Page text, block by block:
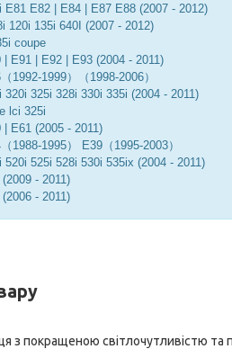
E81 E82 | E84 | E87 E88 (2007 - 2012)
120i 135i 640I (2007 - 2012)
coupe
| E91 | E92 | E93 (2004 - 2011)
1992-1999）（1998-2006）
320i 325i 328i 330i 335i (2004 - 2011)
lci 325i
| E61 (2005 - 2011)
1988-1995） E39（1995-2003）
520i 525i 528i 530i 535ix (2004 - 2011)
- 2011)
- 2011)
з покращеною світлочутливістю та